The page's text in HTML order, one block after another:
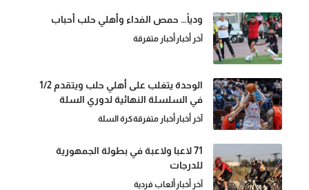
ودياً… حمص الفداء وأهلي حلب أحباب
آخر أخبارأخبار متفرقة
الوحدة يتغلب على أهلي حلب ويتقدم 1/2
في السلسلة النهائية لدوري السلة
آخر أخبارأخبار متفرقةكرة السلة
71 لاعبا ولاعبة في بطولة الجمهورية
للدرجات
آخر أخبارألعاب فردية